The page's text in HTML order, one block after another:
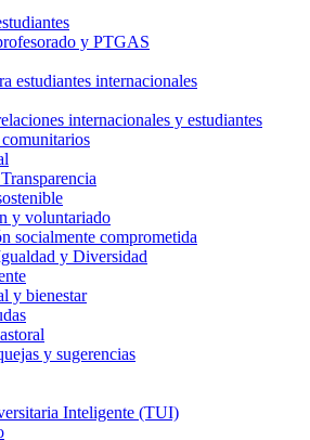
y PTGAS
estudiantes internacionales
internacionales y estudiantes
y voluntariado
socialmente comprometida
y Diversidad
y bienestar
y sugerencias
Inteligente (TUI)